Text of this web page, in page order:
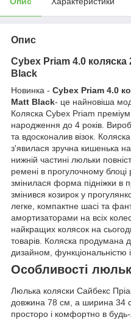
Опис
Cybex Priam 4.0 коляска
Black
Новинка - Cybex Priam 4.0
Matt Black- це найновіша
Коляска Cybex Priam преміум
народження до 4 років.
та вдосконалив візок.
з'явилася зручна кишенька
нижній частині люльки
ремені в прогулочному блоці
змінилася форма підніжки в
змінився козирок у
легке, компактне шасі та
амортизаторами на всіх
найкращих колясок на
товарів. Коляска продумана
дизайном, функціональністю
Особливості
Люлька коляски Сайбекс
довжина 78 см, а ширина 34
просторо і комфортно в